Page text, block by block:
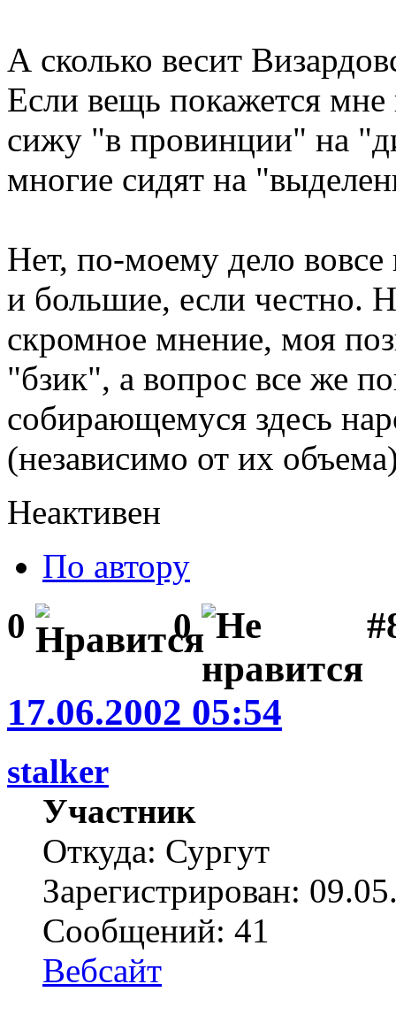
А сколько весит
Если вещь покажется мне
сижу "в провинции" на
многие сидят на
Нет, по-моему дело
и большие, если честно.
скромное мнение, моя
"бзик", а вопрос все же
собирающемуся здесь
(независимо от их
Неактивен
По автору
0 0
17.06.2002 05:54
stalker
Участник
Откуда: Сургут
Зарегистрирован:
Сообщений: 41
Вебсайт